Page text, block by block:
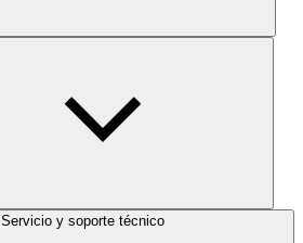
Servicio y soporte técnico